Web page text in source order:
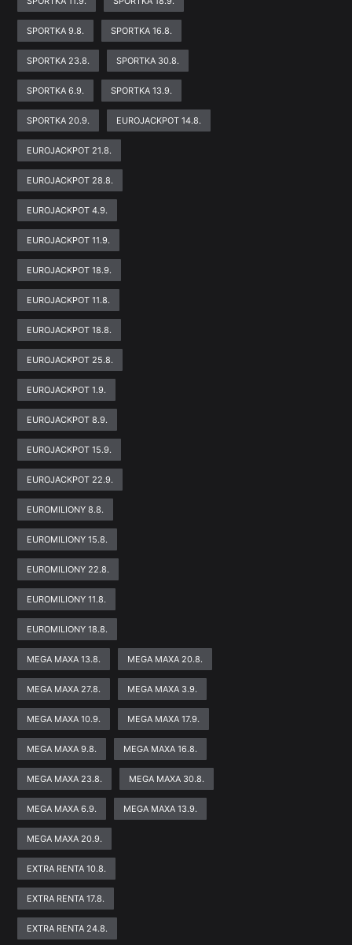
SPORTKA 9.8. SPORTKA 16.8.
SPORTKA 23.8. SPORTKA 30.8.
SPORTKA 6.9. SPORTKA 13.9.
SPORTKA 20.9. EUROJACKPOT 14.8.
EUROJACKPOT 21.8.
EUROJACKPOT 28.8.
EUROJACKPOT 4.9.
EUROJACKPOT 11.9.
EUROJACKPOT 18.9.
EUROJACKPOT 11.8.
EUROJACKPOT 18.8.
EUROJACKPOT 25.8.
EUROJACKPOT 1.9.
EUROJACKPOT 8.9.
EUROJACKPOT 15.9.
EUROJACKPOT 22.9.
EUROMILIONY 8.8.
EUROMILIONY 15.8.
EUROMILIONY 22.8.
EUROMILIONY 11.8.
EUROMILIONY 18.8.
MEGA MAXA 13.8. MEGA MAXA 20.8.
MEGA MAXA 27.8. MEGA MAXA 3.9.
MEGA MAXA 10.9. MEGA MAXA 17.9.
MEGA MAXA 9.8. MEGA MAXA 16.8.
MEGA MAXA 23.8. MEGA MAXA 30.8.
MEGA MAXA 6.9. MEGA MAXA 13.9.
MEGA MAXA 20.9.
EXTRA RENTA 10.8.
EXTRA RENTA 17.8.
EXTRA RENTA 24.8.